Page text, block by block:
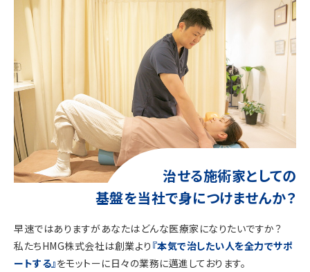
治せる施術家としての
基盤を当社で身につけませんか？
早速ではありますがあなたはどんな医療家になりたいですか？
私たちHMG株式会社は創業より 『本気で治したい人を全力でサポ
ートする』をモットーに日々の業務に邁進しております。